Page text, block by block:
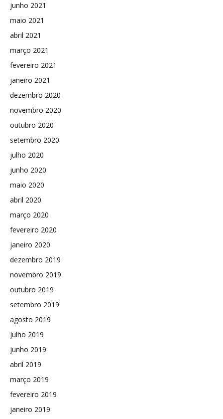
junho 2021
maio 2021
abril 2021
março 2021
fevereiro 2021
janeiro 2021
dezembro 2020
novembro 2020
outubro 2020
setembro 2020
julho 2020
junho 2020
maio 2020
abril 2020
março 2020
fevereiro 2020
janeiro 2020
dezembro 2019
novembro 2019
outubro 2019
setembro 2019
agosto 2019
julho 2019
junho 2019
abril 2019
março 2019
fevereiro 2019
janeiro 2019